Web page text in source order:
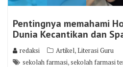
Pentingnya memahami
Dunia Kecantikan dan
redaksi Artikel,Literasi Guru
sekolah farmasi,sekolah farmasi